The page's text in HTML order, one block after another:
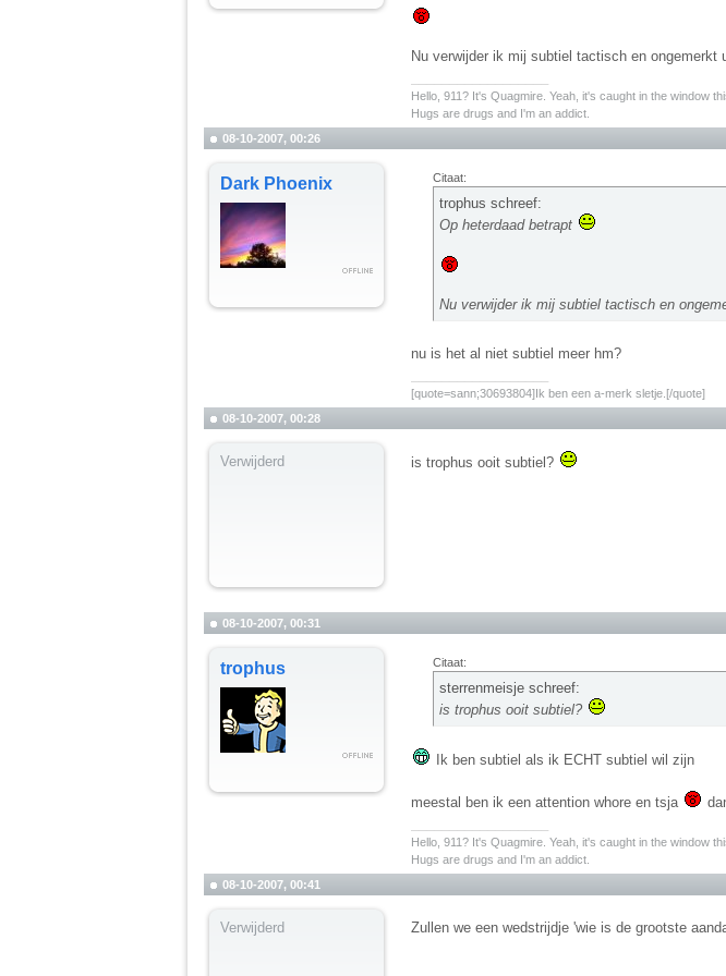
Nu verwijder ik mij subtiel tactisch en ongemerkt
Hello, 911? It's Quagmire. Yeah, it's caught in the window
Hugs are drugs and I'm an addict.
08-10-2007, 00:26
Dark Phoenix Citaat:
trophus schreef:
Op heterdaad betrapt
Nu verwijder ik mij subtiel tactisch en
nu is het al niet subtiel meer hm?
[quote=sann;30693804]Ik ben een a-merk sletje.[/quote]
08-10-2007, 00:28
Verwijderd is trophus ooit subtiel?
08-10-2007, 00:31
trophus Citaat:
sterrenmeisje schreef:
is trophus ooit subtiel?
Ik ben subtiel als ik ECHT subtiel wil zijn
meestal ben ik een attention whore en tsja
Hello, 911? It's Quagmire. Yeah, it's caught in the window
Hugs are drugs and I'm an addict.
08-10-2007, 00:41
Verwijderd Zullen we een wedstrijdje 'wie is de grootste